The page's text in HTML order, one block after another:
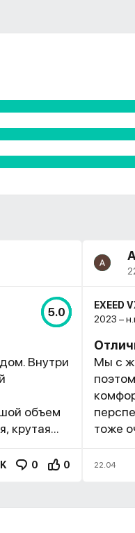
5.0
Внутри
объем
крутая...
0 0
EXEED
2023 –
Мы с
тоже
22.04